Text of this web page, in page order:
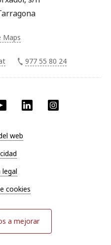
YouTube LinkedIn
Maps
977 55 80 24
web
cookies
a mejorar